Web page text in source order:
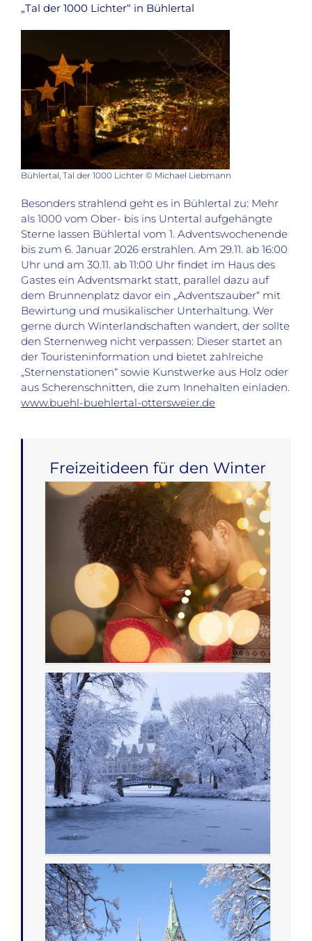
„Tal der 1000 Lichter“ in Bühlertal
Bühlertal, Tal der 1000 Lichter © Michael Liebmann
Besonders strahlend geht es in Bühlertal zu: Mehr
als 1000 vom Ober- bis ins Untertal aufgehängte
Sterne lassen Bühlertal vom 1. Adventswochenende
bis zum 6. Januar 2026 erstrahlen. Am 29.11. ab 16:00
Uhr und am 30.11. ab 11:00 Uhr findet im Haus des
Gastes ein Adventsmarkt statt, parallel dazu auf
dem Brunnenplatz davor ein „Adventszauber“ mit
Bewirtung und musikalischer Unterhaltung. Wer
gerne durch Winterlandschaften wandert, der sollte
den Sternenweg nicht verpassen: Dieser startet an
der Touristeninformation und bietet zahlreiche
„Sternenstationen“ sowie Kunstwerke aus Holz oder
aus Scherenschnitten, die zum Innehalten einladen.
www.buehl-buehlertal-ottersweier.de
Freizeitideen für den Winter